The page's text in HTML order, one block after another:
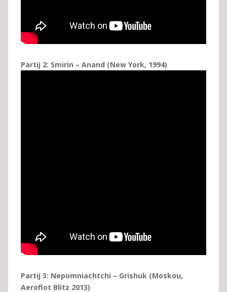
Partij 2: Smirin – Anand (New York, 1994)
Partij 3: Nepomniachtchi – Grishuk (Moskou,
Aeroflot Blitz 2013)